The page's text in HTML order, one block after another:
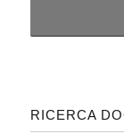
RICERCA